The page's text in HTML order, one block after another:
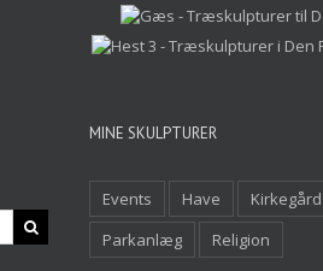
MINE SKULPTURER
Events Have Kirkegård
Parkanlæg
Religion